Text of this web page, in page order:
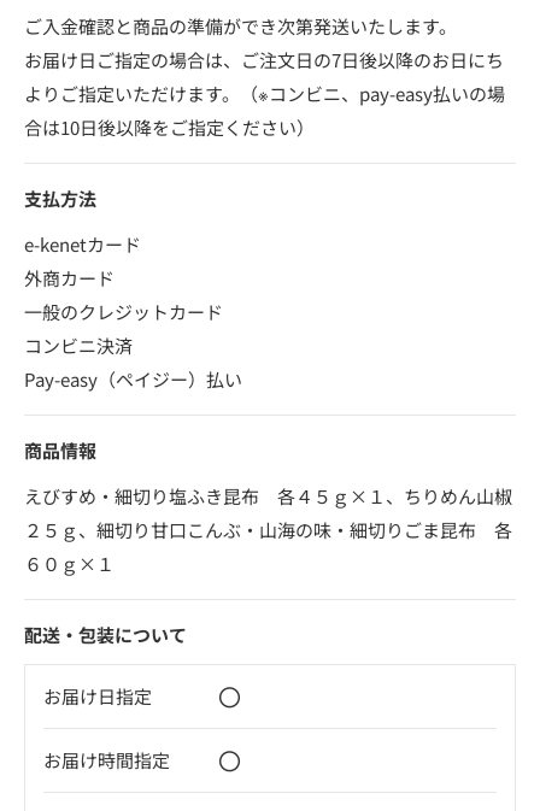
ご入金確認と商品の準備ができ次第発送いたします。
お届け日ご指定の場合は、ご注文日の7日後以降のお日にち
よりご指定いただけます。（※コンビニ、pay-easy払いの場
合は10日後以降をご指定ください）
支払方法
e-kenetカード
外商カード
一般のクレジットカード
コンビニ決済
Pay-easy（ペイジー）払い
商品情報
えびすめ・細切り塩ふき昆布 各４５ｇ×１、ちりめん山椒
２５ｇ、細切り甘口こんぶ・山海の味・細切りごま昆布 各
６０ｇ×１
配送・包装について
お届け日指定 〇
お届け時間指定 〇